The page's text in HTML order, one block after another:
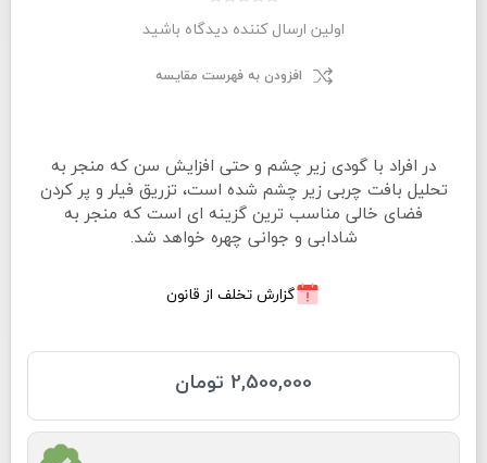
اولین ارسال کننده دیدگاه باشید
افزودن به فهرست مقایسه
در افراد با گودى زير چشم و حتى افزايش سن كه منجر به
تحليل بافت چربى زير چشم شده است، تزريق فيلر و پر كردن
فضاى خالى مناسب ترين گزينه اى است كه منجر به
شادابى و جوانى چهره خواهد شد.
گزارش تخلف از قانون
2,500,000 تومان